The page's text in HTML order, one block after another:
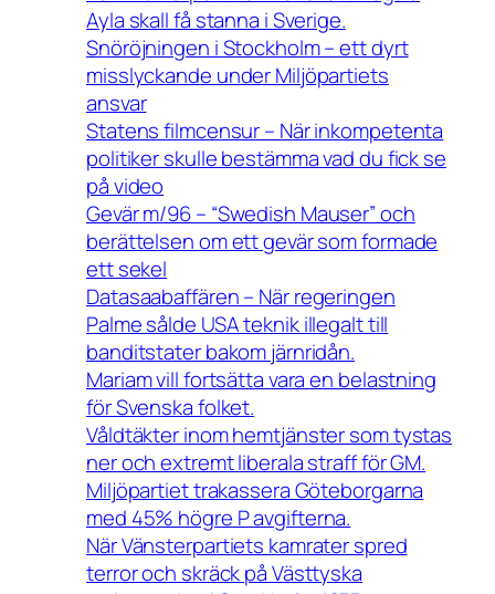
Ayla skall få stanna i Sverige.
Snöröjningen i Stockholm – ett dyrt
misslyckande under Miljöpartiets
ansvar
Statens filmcensur – När inkompetenta
politiker skulle bestämma vad du fick se
på video
Gevär m/96 – “Swedish Mauser” och
berättelsen om ett gevär som formade
ett sekel
Datasaabaffären – När regeringen
Palme sålde USA teknik illegalt till
banditstater bakom järnridån.
Mariam vill fortsätta vara en belastning
för Svenska folket.
Våldtäkter inom hemtjänster som tystas
ner och extremt liberala straff för GM.
Miljöpartiet trakassera Göteborgarna
med 45% högre P avgifterna.
När Vänsterpartiets kamrater spred
terror och skräck på Västtyska